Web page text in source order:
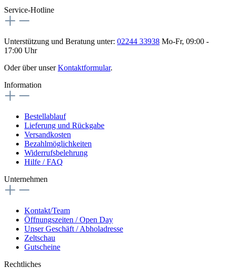
Service-Hotline
Unterstützung und Beratung unter: 02244 33938 Mo-Fr, 09:00 -
17:00 Uhr
Oder über unserKontaktformular.
Information
Bestellablauf
Lieferung und Rückgabe
Versandkosten
Bezahlmöglichkeiten
Widerrufsbelehrung
Hilfe / FAQ
Unternehmen
Kontakt/Team
Öffnungszeiten / Open Day
Unser Geschäft / Abholadresse
Zeltschau
Gutscheine
Rechtliches